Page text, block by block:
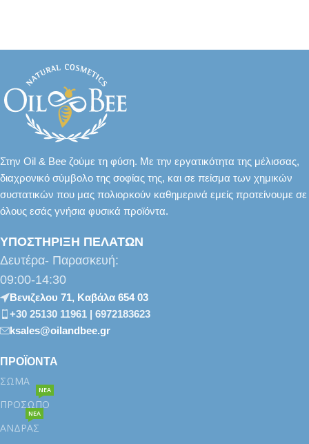
Στην Oil & Bee ζούμε τη φύση. Με την εργατικότητα της μέλισσας,
διαχρονικό σύμβολο της σοφίας της, και σε πείσμα των χημικών
συστατικών που μας πολιορκούν καθημερινά εμείς προτείνουμε σε
όλους εσάς γνήσια φυσικά προϊόντα.
ΥΠΟΣΤΗΡΙΞΗ ΠΕΛΑΤΩΝ
Δευτέρα- Παρασκευή:
09:00-14:30
Βενιζελου 71, Καβάλα 654 03
+30 25130 11961 | 6972183623
ksales@oilandbee.gr
ΠΡΟΪΟΝΤΑ
ΣΩΜΑ
ΠΡΟΣΩΠΟ
ΝΕΑ
ΑΝΔΡΑΣ
ΝΕΑ